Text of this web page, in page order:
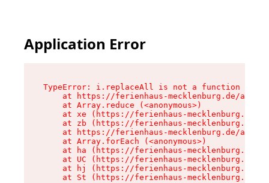
Application Error
TypeError: i.replaceAll is not a function
at https://ferienhaus-mecklenburg.de/
    at Array.reduce (<anonymous>)
at xe (https://ferienhaus-mecklenburg.de/
at zb (https://ferienhaus-mecklenburg.de/
at https://ferienhaus-mecklenburg.de/
    at Array.forEach (<anonymous>)
at ha (https://ferienhaus-mecklenburg.de/
at UC (https://ferienhaus-mecklenburg.de/
at hj (https://ferienhaus-mecklenburg.de/
at St (https://ferienhaus-mecklenburg.de/